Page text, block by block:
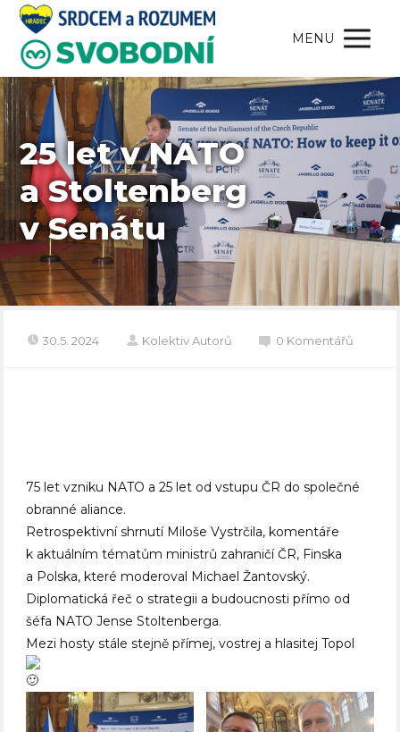
MENU
25 let v NATO
a Stoltenberg
v Senátu
30.5. 2024 Kolektiv Autorů 0 Komentářů
75 let vzniku NATO a 25 let od vstupu ČR do společné
obranné aliance.
Retrospektivní shrnutí Miloše Vystrčila, komentáře
k aktuálním tématům ministrů zahraničí ČR, Finska
a Polska, které moderoval Michael Žantovský.
Diplomatická řeč o strategii a budoucnosti přímo od
šéfa NATO Jense Stoltenberga.
Mezi hosty stále stejně přímej, vostrej a hlasitej Topol